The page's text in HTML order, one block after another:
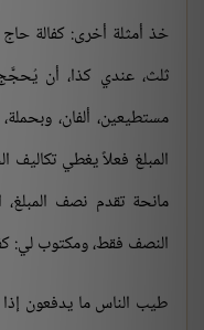
خذ أمثلة أخرى: كفالة حاج
ثلث، عندي كذا، أن
مستطيعين، ألفان،
المبلغ فعلاً يغطي
مانحة تقدم نصف
النصف فقط، ومكتوب لي:
طيب الناس ما يدفعون إذا